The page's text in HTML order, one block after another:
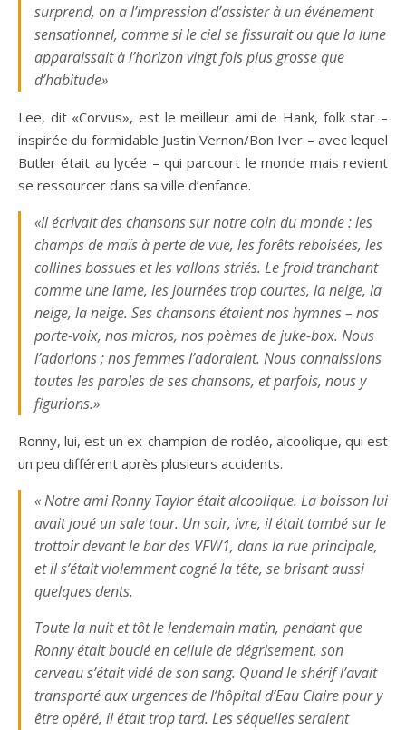
surprend, on a l’impression d’assister à un événement
sensationnel, comme si le ciel se fissurait ou que la lune
apparaissait à l’horizon vingt fois plus grosse que
d’habitude»
Lee, dit «Corvus», est le meilleur ami de Hank, folk star –
inspirée du formidable Justin Vernon/Bon Iver – avec lequel
Butler était au lycée – qui parcourt le monde mais revient
se ressourcer dans sa ville d’enfance.
«Il écrivait des chansons sur notre coin du monde : les
champs de maïs à perte de vue, les forêts reboisées, les
collines bossues et les vallons striés. Le froid tranchant
comme une lame, les journées trop courtes, la neige, la
neige, la neige. Ses chansons étaient nos hymnes – nos
porte-voix, nos micros, nos poèmes de juke-box. Nous
l’adorions ; nos femmes l’adoraient. Nous connaissions
toutes les paroles de ses chansons, et parfois, nous y
figurions.»
Ronny, lui, est un ex-champion de rodéo, alcoolique, qui est
un peu différent après plusieurs accidents.
« Notre ami Ronny Taylor était alcoolique. La boisson lui
avait joué un sale tour. Un soir, ivre, il était tombé sur le
trottoir devant le bar des VFW1, dans la rue principale,
et il s’était violemment cogné la tête, se brisant aussi
quelques dents.
Toute la nuit et tôt le lendemain matin, pendant que
Ronny était bouclé en cellule de dégrisement, son
cerveau s’était vidé de son sang. Quand le shérif l’avait
transporté aux urgences de l’hôpital d’Eau Claire pour y
être opéré, il était trop tard. Les séquelles seraient